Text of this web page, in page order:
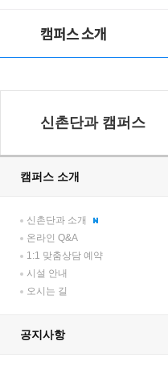
캠퍼스 소개
신촌단과 캠퍼스
캠퍼스 소개
신촌단과 소개
온라인 Q&A
1:1 맞춤상담 예약
시설 안내
오시는 길
공지사항